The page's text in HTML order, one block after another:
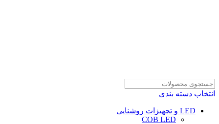
انتخاب دسته بندی
LED و تجهیزات روشنایی
COB LED